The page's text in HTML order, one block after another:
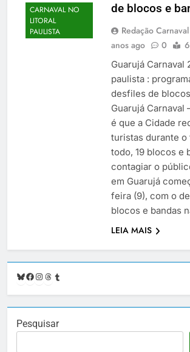
CARNAVAL NO
LITORAL
PAULISTA
de blocos e
Redação
anos ago
0
Guarujá Carnaval
paulista :
desfiles de
Guarujá Carnaval
é que a Cidade
turistas durante o
todo, 19 blocos e
contagiar o
em Guarujá
feira (9), com o
blocos e bandas
LEIA MAIS
Bluesky
Facebook
Instagram
Threads
Pesquisar